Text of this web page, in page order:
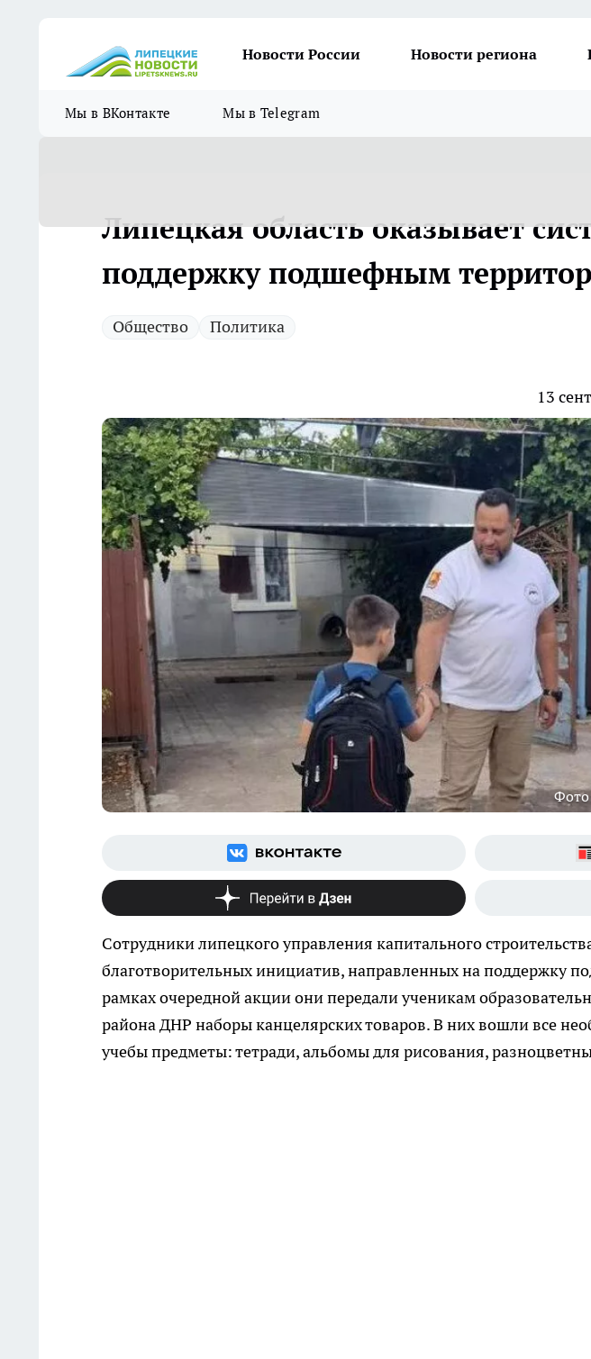
Новости России Новости региона
Мы в ВКонтакте Мы в Telegram
Липецкая область оказывает
поддержку подшефным
Общество Политика
13
Сотрудники липецкого управления капитального
благотворительных инициатив, направленных на поддержку
рамках очередной акции они передали ученикам
района ДНР наборы канцелярских товаров. В них вошли все
учебы предметы: тетради, альбомы для рисования,